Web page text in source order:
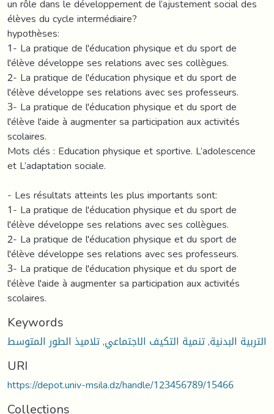
un rôle dans le développement de l’ajustement social des
élèves du cycle intermédiaire?
hypothèses:
1- La pratique de l'éducation physique et du sport de
l'élève développe ses relations avec ses collègues.
2- La pratique de l'éducation physique et du sport de
l'élève développe ses relations avec ses professeurs.
3- La pratique de l'éducation physique et du sport de
l'élève l'aide à augmenter sa participation aux activités
scolaires.
Mots clés : Education physique et sportive. L’adolescence
et L’adaptation sociale.
- Les résultats atteints les plus importants sont:
1- La pratique de l'éducation physique et du sport de
l'élève développe ses relations avec ses collègues.
2- La pratique de l'éducation physique et du sport de
l'élève développe ses relations avec ses professeurs.
3- La pratique de l'éducation physique et du sport de
l'élève l'aide à augmenter sa participation aux activités
scolaires.
Keywords
التربية البدنية,تنمية التكيف الاجتماعي,تلاميذ الطور المتوسط
URI
https://depot.univ-msila.dz/handle/123456789/15466
Collections